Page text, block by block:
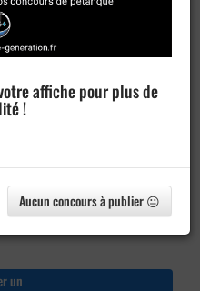
un
affiche pour plus de
!
Aucun concours à publier 😐